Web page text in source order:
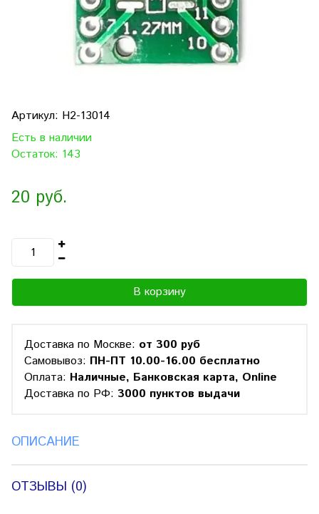
Артикул: H2-13014
Есть в наличии
Остаток: 143
20 руб.
В корзину
Доставка по Москве: от 300 руб
Самовывоз: ПН-ПТ 10.00-16.00 бесплатно
Оплата: Наличные, Банковская карта, Online
Доставка по РФ: 3000 пунктов выдачи
ОПИСАНИЕ
ОТЗЫВЫ (0)